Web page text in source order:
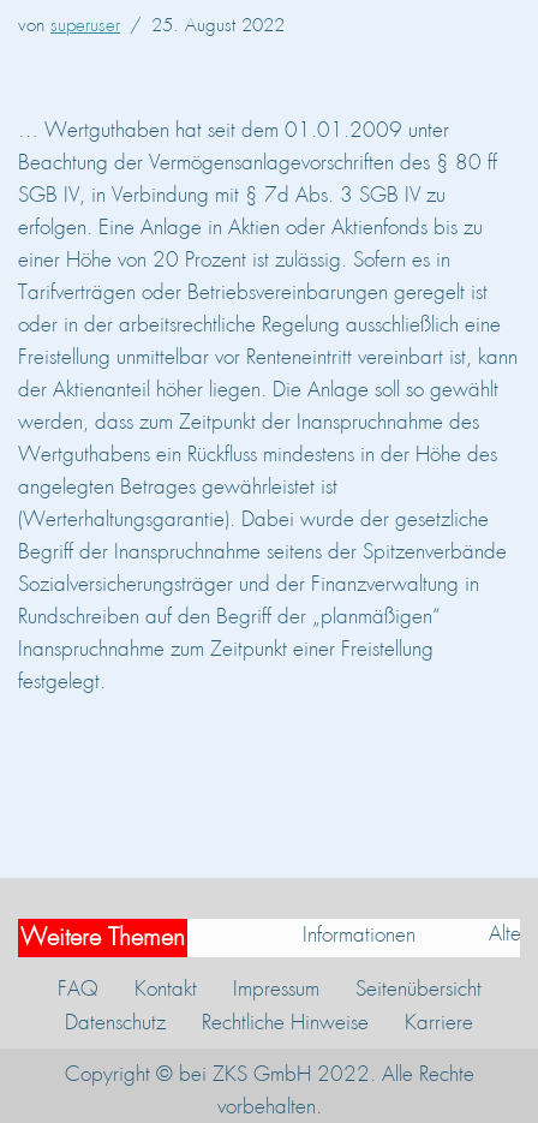
von superuser 25. August 2022
… Wertguthaben hat seit dem 01.01.2009 unter
Beachtung der Vermögensanlagevorschriften des § 80 ff
SGB IV, in Verbindung mit § 7d Abs. 3 SGB IV zu
erfolgen. Eine Anlage in Aktien oder Aktienfonds bis zu
einer Höhe von 20 Prozent ist zulässig. Sofern es in
Tarifverträgen oder Betriebsvereinbarungen geregelt ist
oder in der arbeitsrechtliche Regelung ausschließlich eine
Freistellung unmittelbar vor Renteneintritt vereinbart ist, kann
der Aktienanteil höher liegen. Die Anlage soll so gewählt
werden, dass zum Zeitpunkt der Inanspruchnahme des
Wertguthabens ein Rückfluss mindestens in der Höhe des
angelegten Betrages gewährleistet ist
(Werterhaltungsgarantie). Dabei wurde der gesetzliche
Begriff der Inanspruchnahme seitens der Spitzenverbände
Sozialversicherungsträger und der Finanzverwaltung in
Rundschreiben auf den Begriff der „planmäßigen“
Inanspruchnahme zum Zeitpunkt einer Freistellung
festgelegt.
Weitere Themen Informationen
FAQ Kontakt Impressum
Seitenübersicht
Datenschutz
Rechtliche Hinweise
Karriere
Copyright ​© bei ZKS GmbH 2022. Alle Rechte
vorbehalten.